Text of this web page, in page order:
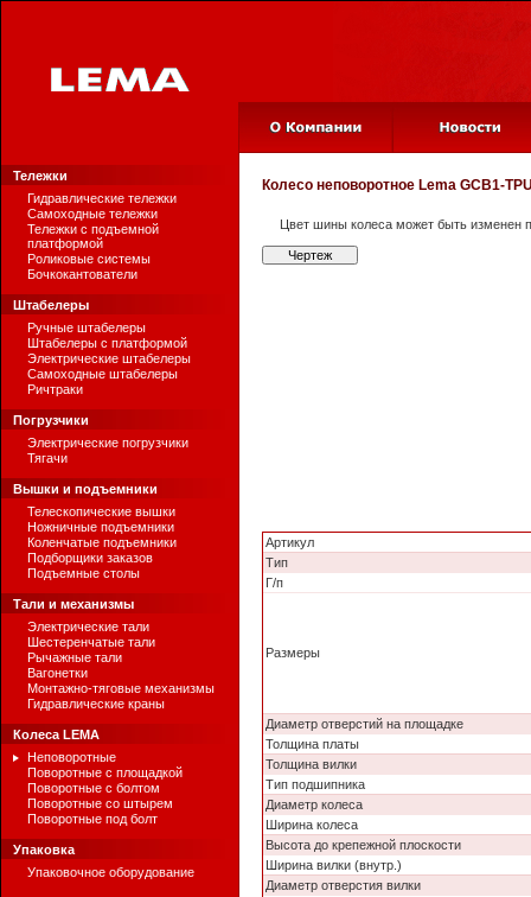
Тележки
Гидравлические тележки
Самоходные тележки
Тележки с подъемной
платформой
Роликовые системы
Бочкокантователи
Штабелеры
Ручные штабелеры
Штабелеры с платформой
Электрические штабелеры
Самоходные штабелеры
Ричтраки
Погрузчики
Электрические погрузчики
Тягачи
Вышки и подъемники
Телескопические вышки
Ножничные подъемники
Коленчатые подъемники
Подборщики заказов
Подъемные столы
Тали и механизмы
Электрические тали
Шестеренчатые тали
Рычажные тали
Вагонетки
Монтажно-тяговые механизмы
Гидравлические краны
Колеса LEMA
Неповоротные
Поворотные с площадкой
Поворотные с болтом
Поворотные со штырем
Поворотные под болт
Упаковка
Упаковочное оборудование
Колесо неповоротное Lema GCB1-
Цвет шины колеса может быть изменен
Чертеж
Артикул
Тип
Г/п
Размеры
Диаметр отверстий на площадке
Толщина платы
Толщина вилки
Тип подшипника
Диаметр колеса
Ширина колеса
Высота до крепежной плоскости
Ширина вилки (внутр.)
Диаметр отверстия вилки